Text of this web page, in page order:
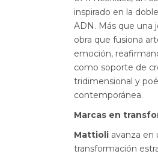
inspirado en la
ADN. Más que una
obra que fusiona
emoción,
como soporte de
tridimensional y
contemporánea.
Marcas en
Mattioli avanza en
transformación